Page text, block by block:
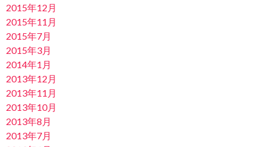
2015年12月
2015年11月
2015年7月
2015年3月
2014年1月
2013年12月
2013年11月
2013年10月
2013年8月
2013年7月